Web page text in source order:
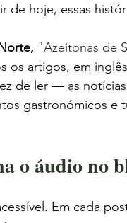
de hoje, essas
"Azeitonas de
os artigos, em
de ler — as
gastronómicos
o áudio no
Em cada